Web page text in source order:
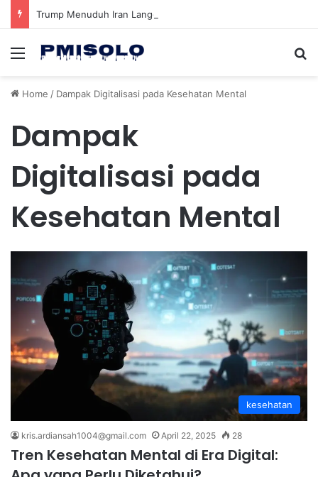
Menu
Home / Dampak Digitalisasi pada Kesehatan Mental
Dampak
Digitalisasi pada
Kesehatan Mental
kesehatan
kris.ardiansah1004@gmail.com April 22, 2025 28
Tren Kesehatan Mental di Era Digital: